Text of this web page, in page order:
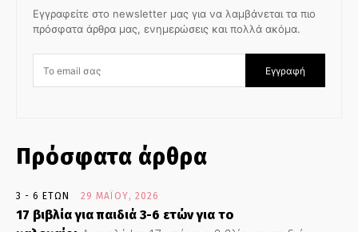
Εγγραφείτε στο newsletter μας για να λαμβάνεται τα πιο
πρόσφατα άρθρα μας, ενημερώσεις και πολλά ακόμα.
Εγγραφή
Πρόσφατα άρθρα
3 - 6 ΕΤΏΝ 29 ΜΑΪ́ΟΥ, 2026
17 βιβλία για παιδιά 3-6 ετών για το